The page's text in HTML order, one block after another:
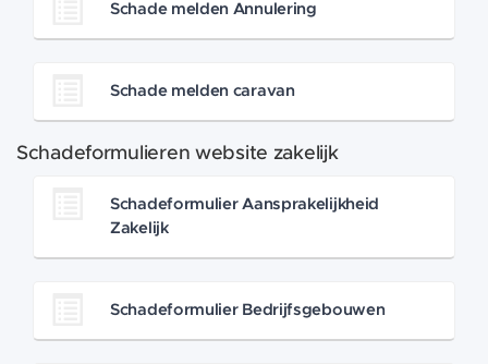
Schade melden Annulering
Schade melden caravan
Schadeformulieren website zakelijk
Schadeformulier Aansprakelijkheid
Zakelijk
Schadeformulier Bedrijfsgebouwen